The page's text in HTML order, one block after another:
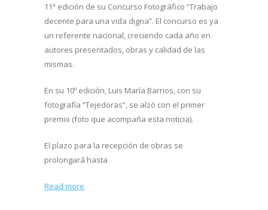
11ª edición de su Concurso Fotográfico “Trabajo
decente para una vida digna”. El concurso es ya
un referente nacional, creciendo cada año en
autores presentados, obras y calidad de las
mismas.
En su 10º edición, Luis María Barrios, con su
fotografía “Tejedoras”, se alzó con el primer
premio (foto que acompaña esta noticia).
El plazo para la recepción de obras se
prolongará hasta
Read more